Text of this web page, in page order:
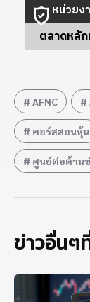
หน่วยง
ตลาดหลั
AFNC
คอร์สสอนหุ้น
ศูนย์ต่อต้าน
ข่าวอื่นๆ